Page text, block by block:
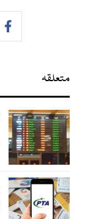
متعلقہ